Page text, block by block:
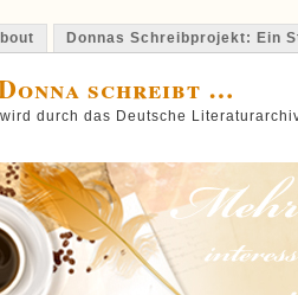
Donnas Schreibprojekt: Ein
schreibt …
durch das Deutsche